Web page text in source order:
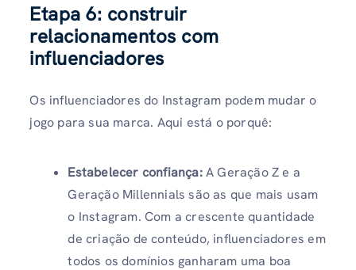
Etapa 6: construir
relacionamentos com
influenciadores
Os influenciadores do Instagram podem mudar o
jogo para sua marca. Aqui está o porquê:
Estabelecer confiança:A Geração Z e a
Geração Millennials são as que mais usam
o Instagram. Com a crescente quantidade
de criação de conteúdo, influenciadores em
todos os domínios ganharam uma boa